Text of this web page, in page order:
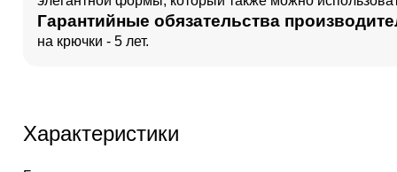
Гарантийные обязательства
на крючки - 5 лет.
Характеристики